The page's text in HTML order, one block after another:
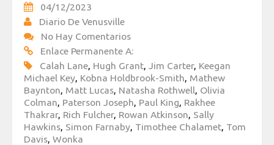
04/12/2023
Diario De Venusville
No Hay Comentarios
Enlace Permanente A:
Calah Lane Hugh Grant Jim Carter, Keegan
Michael Key Kobna Holdbrook-Smith Mathew
Baynton Matt Lucas Natasha Rothwell Olivia
Colman Paterson Joseph Paul King Rakhee
Thakrar, Rich Fulcher, Rowan Atkinson Sally
Hawkins Simon Farnaby Timothee Chalamet Tom
Davis Wonka